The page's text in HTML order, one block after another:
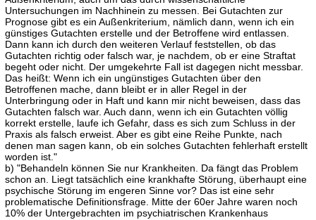
Untersuchungen im Nachhinein zu messen. Bei Gutachten zur
Prognose gibt es ein Außenkriterium, nämlich dann, wenn ich ein
günstiges Gutachten erstelle und der Betroffene wird entlassen.
Dann kann ich durch den weiteren Verlauf feststellen, ob das
Gutachten richtig oder falsch war, je nachdem, ob er eine Straftat
begeht oder nicht. Der umgekehrte Fall ist dagegen nicht messbar.
Das heißt: Wenn ich ein ungünstiges Gutachten über den
Betroffenen mache, dann bleibt er in aller Regel in der
Unterbringung oder in Haft und kann mir nicht beweisen, dass das
Gutachten falsch war. Auch dann, wenn ich ein Gutachten völlig
korrekt erstelle, laufe ich Gefahr, dass es sich zum Schluss in der
Praxis als falsch erweist. Aber es gibt eine Reihe Punkte, nach
denen man sagen kann, ob ein solches Gutachten fehlerhaft erstellt
worden ist."
b) "Behandeln können Sie nur Krankheiten. Da fängt das Problem
schon an. Liegt tatsächlich eine krankhafte Störung, überhaupt eine
psychische Störung im engeren Sinne vor? Das ist eine sehr
problematische Definitionsfrage. Mitte der 60er Jahre waren noch
10% der Untergebrachten im psychiatrischen Krankenhaus